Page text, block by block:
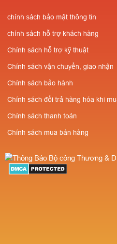
chính sách bảo mật thông tin
chính sách hỗ trợ khách hàng
Chính sách hỗ trợ kỹ thuật
Chính sách vận chuyển, giao nhận
Chính sách bảo hành
Chính sách đổi trả hàng hóa khi
Chính sách thanh toán
Chính sách mua bán hàng